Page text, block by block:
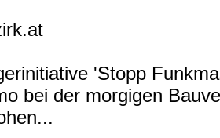
'Stopp
bei der morgigen